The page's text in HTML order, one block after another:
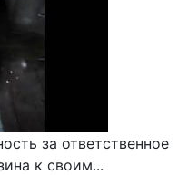
за ответственное
к своим...